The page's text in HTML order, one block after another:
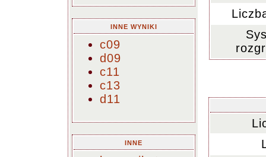
INNE WYNIKI
c09
d09
c11
c13
d11
INNE